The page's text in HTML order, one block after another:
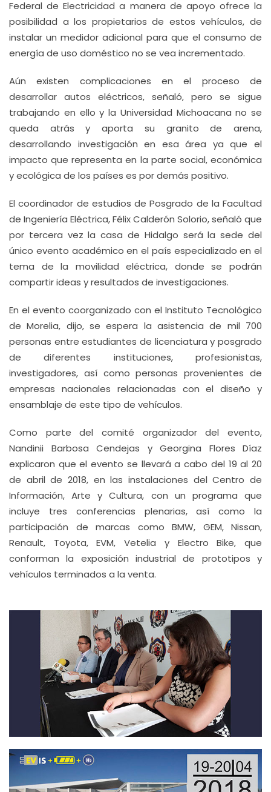
Federal de Electricidad a manera de apoyo ofrece la
posibilidad a los propietarios de estos vehículos, de
instalar un medidor adicional para que el consumo de
energía de uso doméstico no se vea incrementado.
Aún existen complicaciones en el proceso de
desarrollar autos eléctricos, señaló, pero se sigue
trabajando en ello y la Universidad Michoacana no se
queda atrás y aporta su granito de arena,
desarrollando investigación en esa área ya que el
impacto que representa en la parte social, económica
y ecológica de los países es por demás positivo.
El coordinador de estudios de Posgrado de la Facultad
de Ingeniería Eléctrica, Félix Calderón Solorio, señaló que
por tercera vez la casa de Hidalgo será la sede del
único evento académico en el país especializado en el
tema de la movilidad eléctrica, donde se podrán
compartir ideas y resultados de investigaciones.
En el evento coorganizado con el Instituto Tecnológico
de Morelia, dijo, se espera la asistencia de mil 700
personas entre estudiantes de licenciatura y posgrado
de diferentes instituciones, profesionistas,
investigadores, así como personas provenientes de
empresas nacionales relacionadas con el diseño y
ensamblaje de este tipo de vehículos.
Como parte del comité organizador del evento,
Nandinii Barbosa Cendejas y Georgina Flores Díaz
explicaron que el evento se llevará a cabo del 19 al 20
de abril de 2018, en las instalaciones del Centro de
Información, Arte y Cultura, con un programa que
incluye tres conferencias plenarias, así como la
participación de marcas como BMW, GEM, Nissan,
Renault, Toyota, EVM, Vetelia y Electro Bike, que
conforman la exposición industrial de prototipos y
vehículos terminados a la venta.